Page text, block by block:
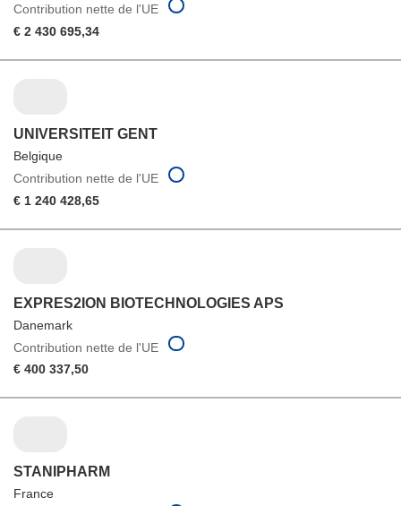
Contribution nette de l'UE
€ 2 430 695,34
UNIVERSITEIT GENT
Belgique
Contribution nette de l'UE
€ 1 240 428,65
EXPRES2ION BIOTECHNOLOGIES APS
Danemark
Contribution nette de l'UE
€ 400 337,50
STANIPHARM
France